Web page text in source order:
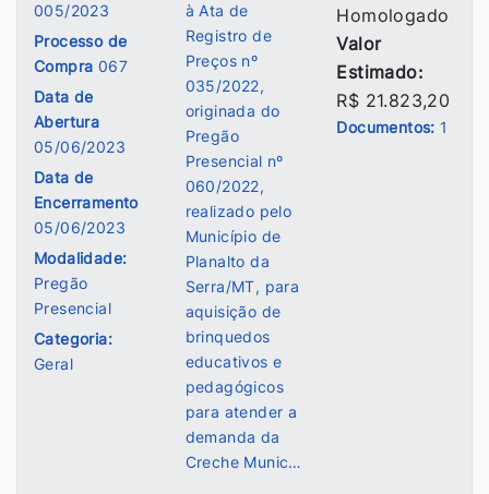
005/2023
Processo de
Compra 067
Data de
Abertura
05/06/2023
Data de
Encerramento
05/06/2023
Modalidade:
Pregão
Presencial
Categoria:
Geral
à Ata de
Registro de
Preços nº
035/2022,
originada do
Pregão
Presencial nº
060/2022,
realizado pelo
Município de
Planalto da
Serra/MT, para
aquisição de
brinquedos
educativos e
pedagógicos
para atender a
demanda da
Creche Munic…
Homologado
Valor
Estimado:
R$ 21.823,20
Documentos: 1